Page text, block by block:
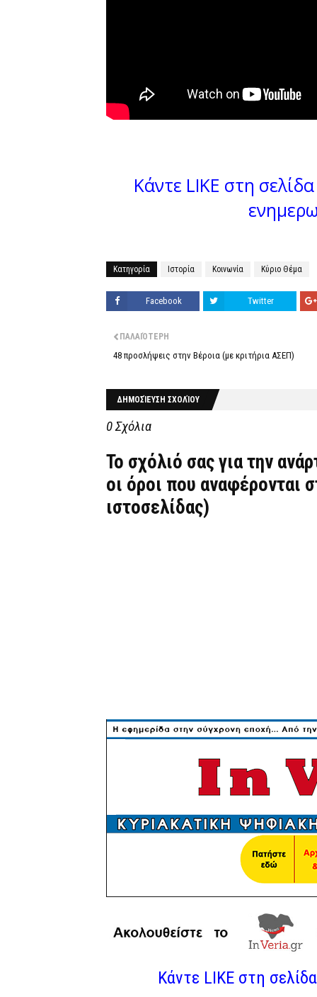
Κάντε LIKE στη
Κατηγορία Ιστορία Κοινωνία Κύριο Θέμα
Facebook Twitter
ΠΑΛΑΙΌΤΕΡΗ
48 προσλήψεις στην Βέροια (με κριτήρια ΑΣΕΠ)
ΔΗΜΟΣΊΕΥΣΗ ΣΧΟΛΊΟΥ
0 Σχόλια
Το σχόλιό σας για την
οι όροι που αναφέρονται
ιστοσελίδας)
Κάντε LIKE στη